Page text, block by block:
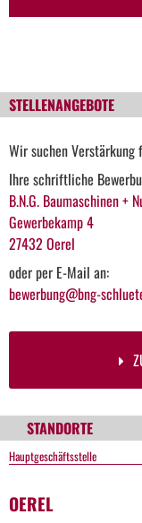
STELLENANGEBOTE
Wir suchen Verstärkung
Ihre schriftliche
B.N.G. Baumaschinen +
Gewerbekamp 4
27432 Oerel
oder per E-Mail an:
bewerbung@bng-
STANDORTE
Hauptgeschäftsstelle
OEREL